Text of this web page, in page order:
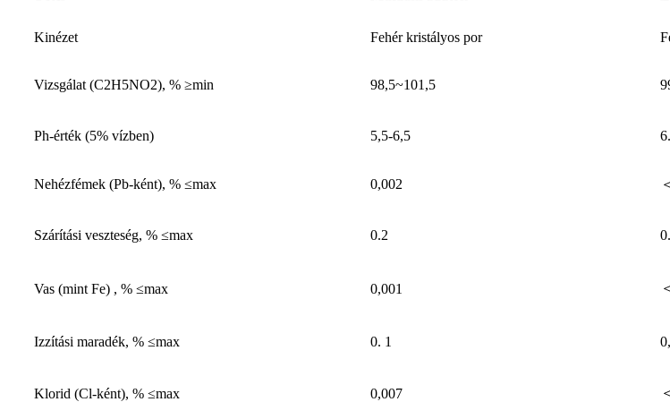
Kinézet Fehér kristályos por
Vizsgálat (C2H5NO2), % ≥min 98,5~101,5
Ph-érték (5% vízben) 5,5-6,5
Nehézfémek (Pb-ként), % ≤max 0,002
Szárítási veszteség, % ≤max 0.2
Vas (mint Fe) , % ≤max 0,001
Izzítási maradék, % ≤max 0. 1
Klorid (Cl-ként), % ≤max 0,007